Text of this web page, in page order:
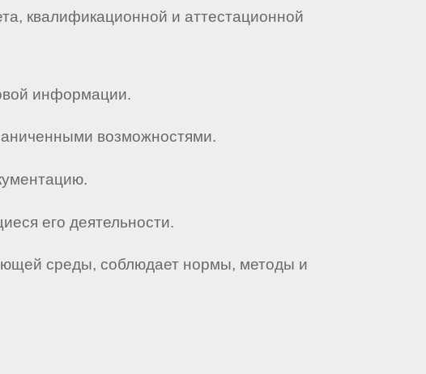
квалификационной и аттестационной
информации.
возможностями.
его деятельности.
среды, соблюдает нормы, методы и